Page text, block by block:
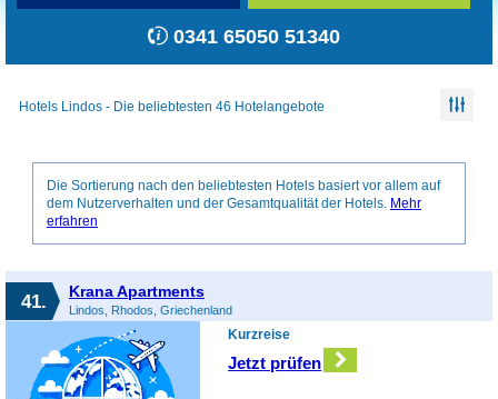
0341 65050 51340
Hotels Lindos - Die beliebtesten 46 Hotelangebote
Die Sortierung nach den beliebtesten Hotels basiert vor allem auf
dem Nutzerverhalten und der Gesamtqualität der Hotels. Mehr
erfahren
41. Krana Apartments
Lindos, Rhodos, Griechenland
Kurzreise
Jetzt prüfen